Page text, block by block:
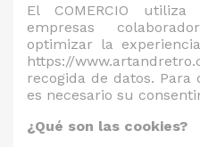
El COMERCIO
empresas
optimizar la
https://
recogida de datos. Para
es necesario su
¿Qué son las cookies?